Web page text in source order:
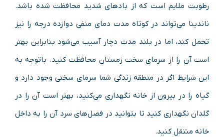
رطوبت ملایم است که از بادهای شدید محافظت شده باشد.
ناندینا می‌تواند در کوتاه مدت دمای منفی دوازده درجه را نیز
تحمل کند، اما در بلند مدت دچار آسیب می‌شود بنابراین بهتر
است آن را از سرمای سخت زمستان محافظت کنید. باتوجه به
این شرایط اگر در منطقه زندگی شما سرمای سختی وجود دارد و
گیاه را در بیرون از خانه نگهداری می‌کنید، بهتر است آن را در
گلدان نگهداری کنید تا بتوانید در فصل‌های سرد آن‌ را به داخل
خانه منتقل کنید.